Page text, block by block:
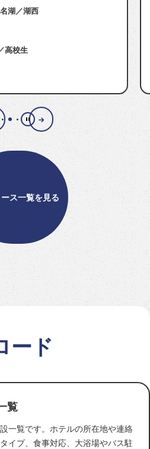
…
ス一覧を見る
ード
覧
一覧です。ホテルの所在地や連絡
イプ、食事対応、大浴場やバス駐